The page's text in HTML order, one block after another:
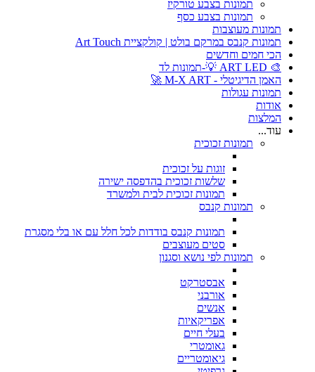
תמונות בצבע טורקיז
תמונות בצבע כסף
תמונות מעוצבות
תמונות קנבס במרקם בולט | קולקציית Art Touch
הכי חמים וחדשים
🎨 ART LED 💡-תמונות לד
האמן הדיגיטלי - M-X ART 🚀
תמונות עגולות
אודות
המלצות
עוד...
תמונות זכוכית
זוגות על זכוכית
שלשות זכוכית בהדפסה ישירה
תמונות זכוכית לבית ולמשרד
תמונות קנבס
תמונות קנבס בודדות לכל חלל עם או בלי מסגרת
סטים מעוצבים
תמונות לפי נושא וסגנון
אבסטרקט
אורבני
אנשים
אפריקאיות
בעלי חיים
גאומטרי
גיאומטריים